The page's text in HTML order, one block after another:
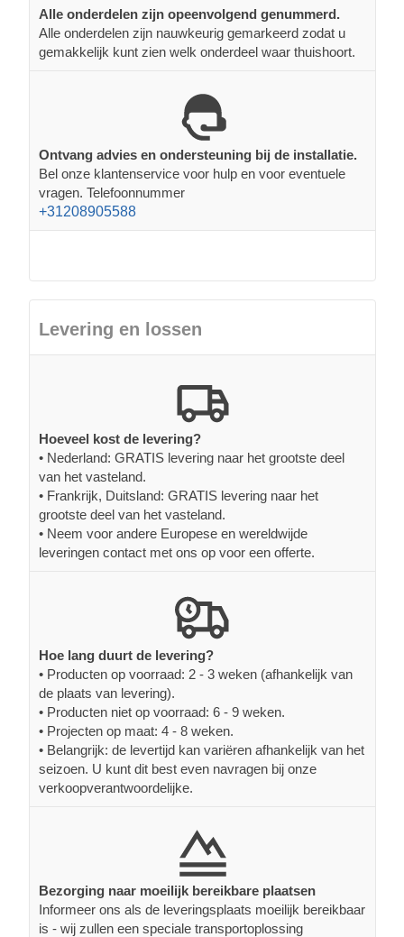
Alle onderdelen zijn opeenvolgend genummerd.
Alle onderdelen zijn nauwkeurig gemarkeerd zodat u
gemakkelijk kunt zien welk onderdeel waar thuishoort.
Ontvang advies en ondersteuning bij de installatie.
Bel onze klantenservice voor hulp en voor eventuele
vragen. Telefoonnummer
+31208905588
Levering en lossen
Hoeveel kost de levering?
• Nederland: GRATIS levering naar het grootste deel
van het vasteland.
• Frankrijk, Duitsland: GRATIS levering naar het
grootste deel van het vasteland.
• Neem voor andere Europese en wereldwijde
leveringen contact met ons op voor een offerte.
Hoe lang duurt de levering?
• Producten op voorraad: 2 - 3 weken (afhankelijk van
de plaats van levering).
• Producten niet op voorraad: 6 - 9 weken.
• Projecten op maat: 4 - 8 weken.
• Belangrijk: de levertijd kan variëren afhankelijk van het
seizoen. U kunt dit best even navragen bij onze
verkoopverantwoordelijke.
Bezorging naar moeilijk bereikbare plaatsen
Informeer ons als de leveringsplaats moeilijk bereikbaar
is - wij zullen een speciale transportoplossing